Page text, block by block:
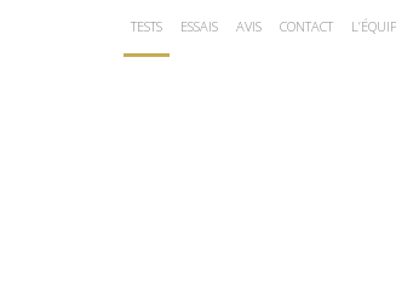
TESTS ESSAIS AVIS CONTACT